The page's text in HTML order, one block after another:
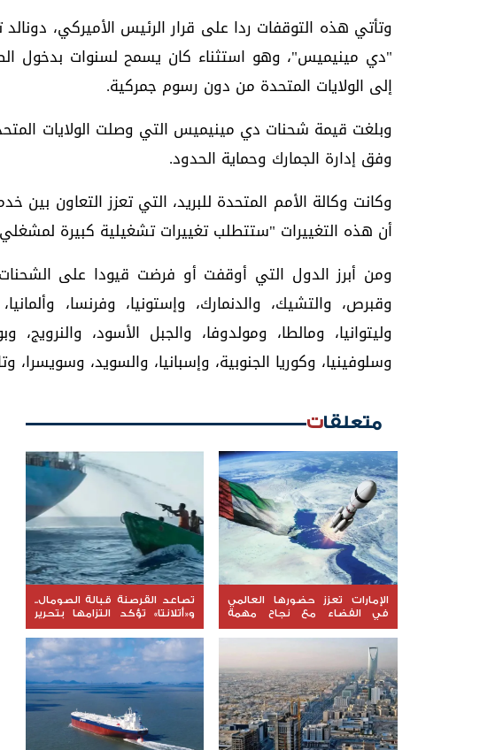
وتأتي هذه التوقفات ردا على قرار الرئيس الأميركي، دونالد
إلى الولايات المتحدة من دون رسوم جمركية.
وفق إدارة الجمارك وحماية الحدود.
أن هذه التغييرات "ستتطلب تغييرات تشغيلية كبيرة لمشغلي
ومن أبرز الدول التي أوقفت أو فرضت قيودا على الشحنات
وقبرص، والتشيك، والدنمارك، وإستونيا، وفرنسا، وألمانيا،
وليتوانيا، ومالطا، ومولدوفا، والجبل الأسود، والنرويج،
وسلوفينيا، وكوريا الجنوبية، وإسبانيا، والسويد، وسويسرا،
متعلقات
الإمارات تعزز حضورها العالمي
في الفضاء مع نجاح مهمة
"ليوناف-1"
تصاعد القرصنة قبالة الصومال..
و«أتلانتا» تؤكد التزامها بتحرير
السفن المحتجزة